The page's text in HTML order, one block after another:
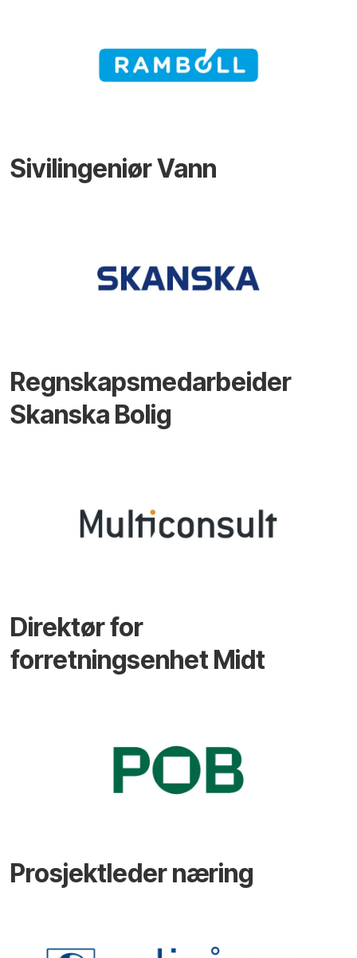
Sivilingeniør Vann
Regnskapsmedarbeider
Skanska Bolig
Direktør for
forretningsenhet Midt
Prosjektleder næring